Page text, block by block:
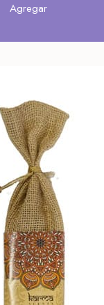
Agregar